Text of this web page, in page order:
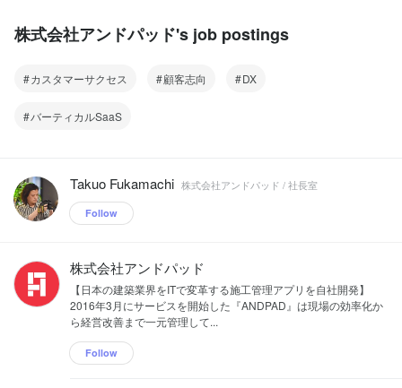
株式会社アンドパッド's job postings
カスタマーサクセス 顧客志向 DX
バーティカルSaaS
Takuo Fukamachi 株式会社アンドパッド / 社長室
Follow
株式会社アンドパッド
【日本の建築業界をITで変革する施工管理アプリを自社開発】
2016年3月にサービスを開始した『ANDPAD』は現場の効率化か
ら経営改善まで一元管理して...
Follow